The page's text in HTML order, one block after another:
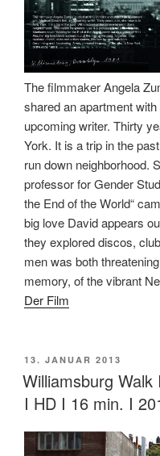
The filmmaker Angela
shared an apartment
upcoming writer. Thirty
York. It is a trip in the
run down neighborhood.
professor for Gender
the End of the World“
big love David appears
they explored discos,
men was both
memory, of the vibrant
Der Film
VERÖFFENTLICHT
AM
13. JANUAR 2013
Williamsburg
I HD I 16 min. I